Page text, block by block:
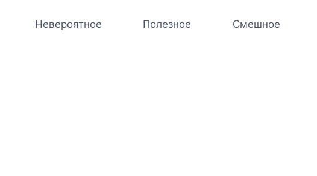
Невероятное Полезное Смешное